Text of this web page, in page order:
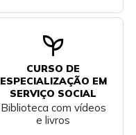
psychiatry
CURSO DE
ESPECIALIZAÇÃO EM
SERVIÇO SOCIAL
Biblioteca com vídeos
e livros